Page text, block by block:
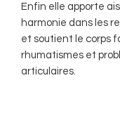
Enfin elle apporte
harmonie dans les
et soutient le corps
rhumatismes et
articulaires.